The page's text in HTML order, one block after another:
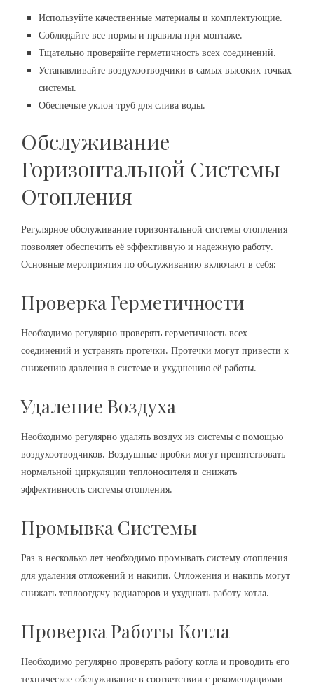
Используйте качественные материалы и комплектующие.
Соблюдайте все нормы и правила при монтаже.
Тщательно проверяйте герметичность всех соединений.
Устанавливайте воздухоотводчики в самых высоких точках
системы.
Обеспечьте уклон труб для слива воды.
Обслуживание
Горизонтальной Системы
Отопления
Регулярное обслуживание горизонтальной системы отопления
позволяет обеспечить её эффективную и надежную работу.
Основные мероприятия по обслуживанию включают в себя:
Проверка Герметичности
Необходимо регулярно проверять герметичность всех
соединений и устранять протечки. Протечки могут привести к
снижению давления в системе и ухудшению её работы.
Удаление Воздуха
Необходимо регулярно удалять воздух из системы с помощью
воздухоотводчиков. Воздушные пробки могут препятствовать
нормальной циркуляции теплоносителя и снижать
эффективность системы отопления.
Промывка Системы
Раз в несколько лет необходимо промывать систему отопления
для удаления отложений и накипи. Отложения и накипь могут
снижать теплоотдачу радиаторов и ухудшать работу котла.
Проверка Работы Котла
Необходимо регулярно проверять работу котла и проводить его
техническое обслуживание в соответствии с рекомендациями